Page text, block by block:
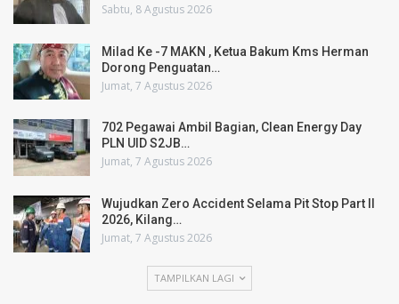
Sabtu, 8 Agustus 2026
Milad Ke -7 MAKN , Ketua Bakum Kms Herman
Dorong Penguatan…
Jumat, 7 Agustus 2026
702 Pegawai Ambil Bagian, Clean Energy Day
PLN UID S2JB…
Jumat, 7 Agustus 2026
Wujudkan Zero Accident Selama Pit Stop Part II
2026, Kilang…
Jumat, 7 Agustus 2026
TAMPILKAN LAGI